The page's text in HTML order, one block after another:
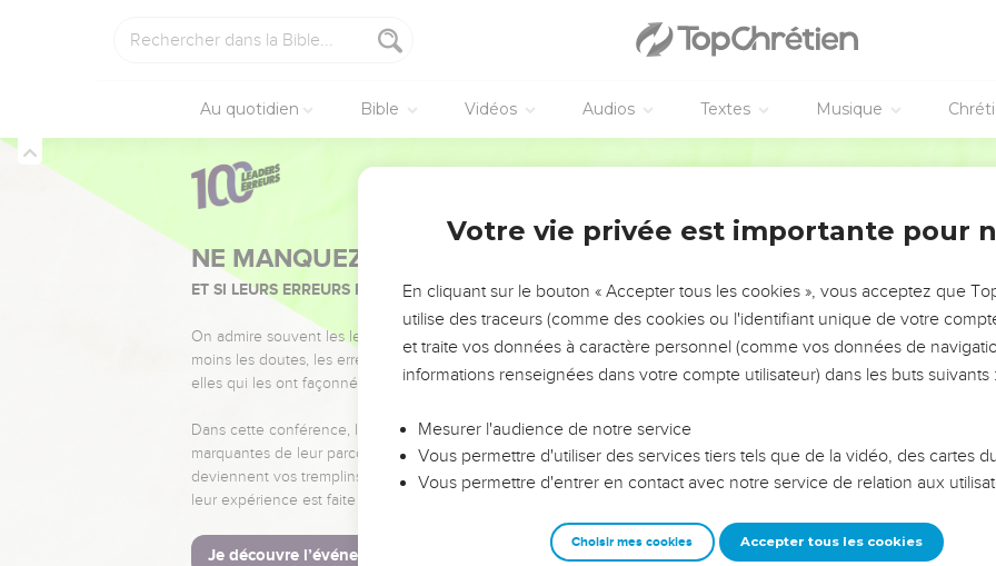
Au quotidien Bible Vidéos Audios Textes Musique
NE MANQUEZ PAS L’ÉVÉNEMENT DE L’ANNÉE !
ET SI LEURS ERREURS POUVAIENT VOUS ÉVITER LES VOTRES ?
On admire souvent les leaders pour leurs réussites, leur impact, leur foi ou leur vision. Mais on voit
moins les doutes, les erreurs et les saisons difficiles qu'ils ont traversés, alors même que ce sont
elles qui les ont façonnés.
Dans cette conférence, leaders, entrepreneurs, et responsables reviennent sur les erreurs
marquantes de leur parcours et les clés pour avancer avec plus de sagesse afin que leurs erreurs
deviennent vos tremplins. Que vous guidiez un ministère, une équipe, un groupe ou une famille,
leur expérience est faite pour vous.
Je découvre l’événement
Votre vie privée est importante pour
En cliquant sur le bouton « Accepter tous les cookies », vous acceptez que
utilise des traceurs (comme des cookies ou l'identifiant unique de votre
et traite vos données à caractère personnel (comme vos données de
informations renseignées dans votre compte utilisateur) dans les buts suivants :
Mesurer l'audience de notre service
Vous permettre d'utiliser des services tiers tels que de la vidéo, des cartes
Vous permettre d'entrer en contact avec notre service de relation aux
Choisir mes cookies Accepter tous les cookies